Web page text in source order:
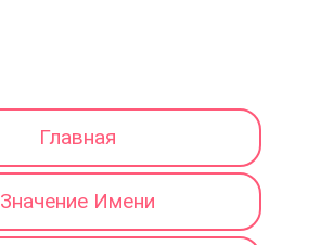
Главная
Значение Имени